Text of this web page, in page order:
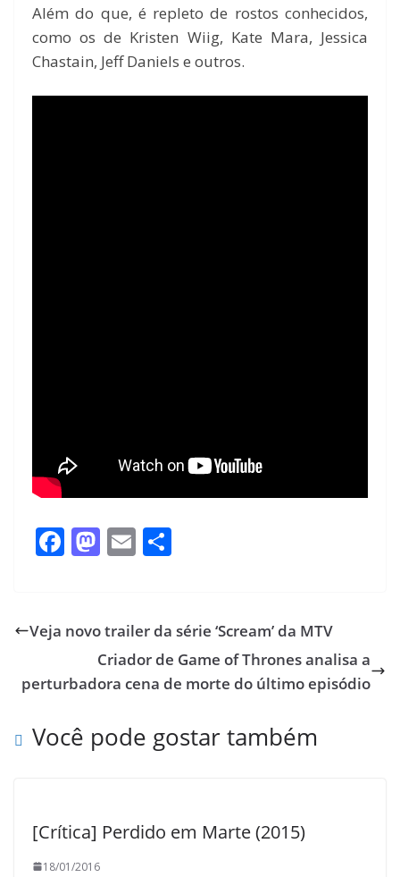
Além do que, é repleto de rostos conhecidos,
como os de Kristen Wiig, Kate Mara, Jessica
Chastain, Jeff Daniels e outros.
F
ac
b
o
M
as
d
o
n
E
m
l e
Veja novo trailer da série ‘Scream’ da MTV
Criador de Game of Thrones analisa a
perturbadora cena de morte do último episódio
Você pode gostar também
[Crítica] Perdido em Marte (2015)
18/01/2016